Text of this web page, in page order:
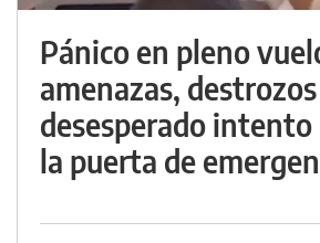
Pánico en pleno
amenazas,
desesperado
la puerta de